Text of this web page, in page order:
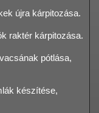
újra kárpitozása.
raktér kárpitozása.
pótlása,
készítése,